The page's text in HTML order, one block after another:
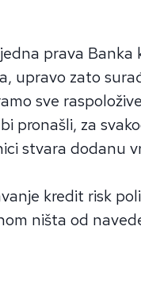
prava Banka
upravo zato
sve
pronašli, za
stvara dodanu
kredit risk
ništa od